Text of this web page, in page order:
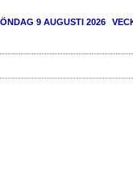
9 AUGUSTI 2026